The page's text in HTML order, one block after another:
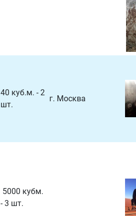
40 куб.м. - 2
шт.
г. Москва
5000 кубм.
- 3 шт.